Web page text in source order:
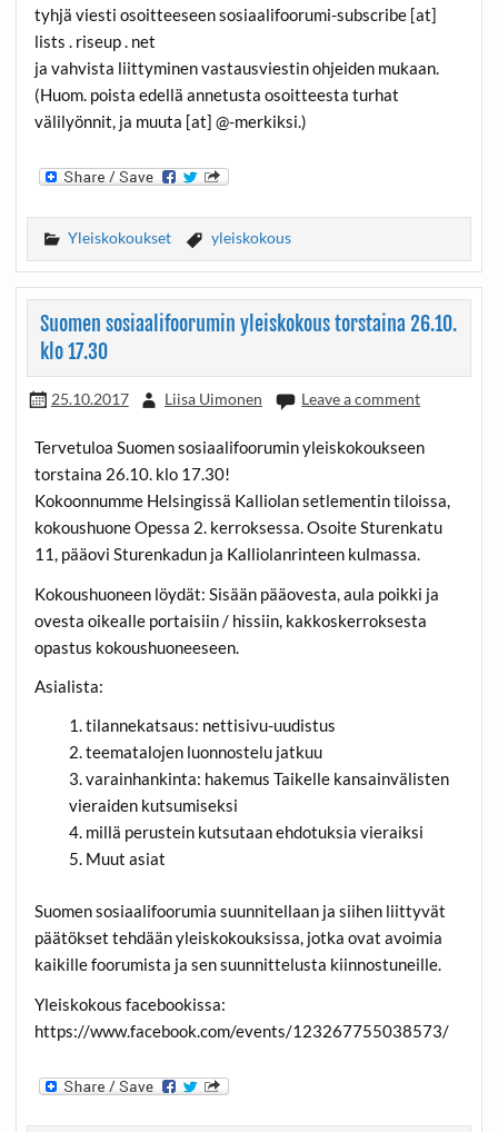
tyhjä viesti osoitteeseen sosiaalifoorumi-subscribe [at]
lists . riseup . net
ja vahvista liittyminen vastausviestin ohjeiden mukaan.
(Huom. poista edellä annetusta osoitteesta turhat
välilyönnit, ja muuta [at] @-merkiksi.)
Yleiskokoukset yleiskokous
Suomen sosiaalifoorumin yleiskokous torstaina 26.10.
klo 17.30
25.10.2017 Liisa Uimonen Leave a comment
Tervetuloa Suomen sosiaalifoorumin yleiskokoukseen
torstaina 26.10. klo 17.30!
Kokoonnumme Helsingissä Kalliolan setlementin tiloissa,
kokoushuone Opessa 2. kerroksessa. Osoite Sturenkatu
11, pääovi Sturenkadun ja Kalliolanrinteen kulmassa.
Kokoushuoneen löydät: Sisään pääovesta, aula poikki ja
ovesta oikealle portaisiin / hissiin, kakkoskerroksesta
opastus kokoushuoneeseen.
Asialista:
tilannekatsaus: nettisivu-uudistus
teematalojen luonnostelu jatkuu
varainhankinta: hakemus Taikelle kansainvälisten
vieraiden kutsumiseksi
millä perustein kutsutaan ehdotuksia vieraiksi
Muut asiat
Suomen sosiaalifoorumia suunnitellaan ja siihen liittyvät
päätökset tehdään yleiskokouksissa, jotka ovat avoimia
kaikille foorumista ja sen suunnittelusta kiinnostuneille.
Yleiskokous facebookissa:
https://www.facebook.com/events/123267755038573/